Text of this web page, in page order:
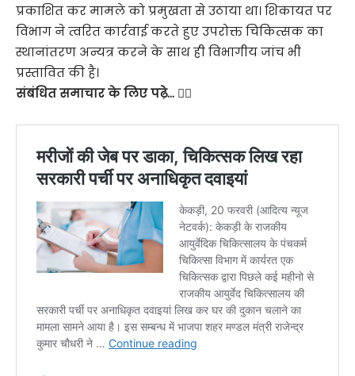
प्रकाशित कर मामले को प्रमुखता से उठाया था। शिकायत पर
विभाग ने त्वरित कार्रवाई करते हुए उपरोक्त चिकित्सक का
स्थानांतरण अन्यत्र करने के साथ ही विभागीय जांच भी
प्रस्तावित की है।
संबंधित समाचार के लिए पढ़े… 👇🏻